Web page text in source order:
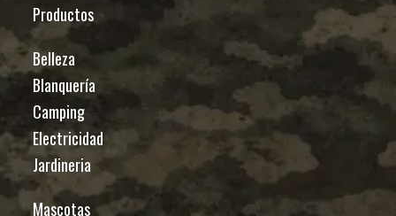
Productos
Belleza
Blanquería
Camping
Electricidad
Jardineria
Mascotas